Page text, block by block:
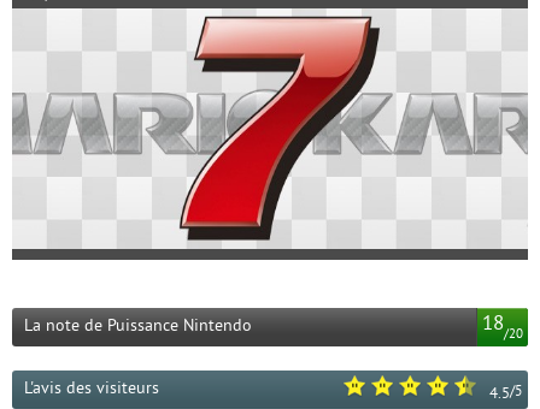
18/20
La note de Puissance Nintendo
4.5/5
L'avis des visiteurs